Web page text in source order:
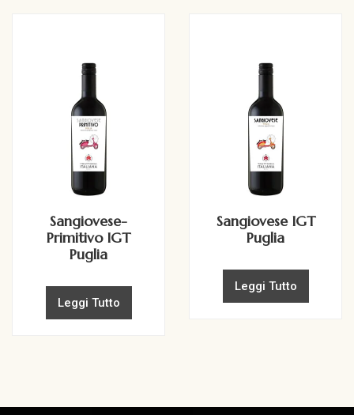
Sangiovese-
Primitivo IGT
Puglia
Leggi Tutto
Sangiovese IGT
Puglia
Leggi Tutto